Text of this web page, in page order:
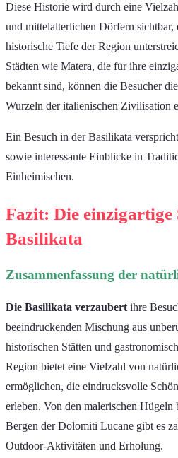
Diese Historie wird durch eine
und mittelalterlichen Dörfern
historische Tiefe der Region
Städten wie Matera, die für ihre
bekannt sind, können die Besucher
Wurzeln der italienischen Zivilisation
Ein Besuch in der Basilikata
sowie interessante Einblicke in
Einheimischen.
Fazit: Die einzigartige
Basilikata
Zusammenfassung der
Die Basilikata verzaubert ihre
beeindruckenden Mischung aus
historischen Stätten und
Region bietet eine Vielzahl von
ermöglichen, die eindrucksvolle
erleben. Von den malerischen Hügeln
Bergen der Dolomiti Lucane gibt es
Outdoor-Aktivitäten und Erholung.